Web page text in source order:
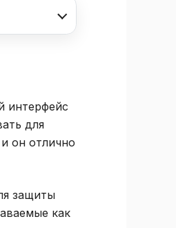
интерфейс
для
он отлично
защиты
как